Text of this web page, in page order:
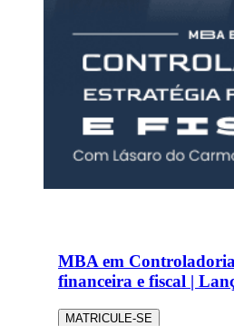
MBA em
financeira e fiscal |
MATRICULE-SE